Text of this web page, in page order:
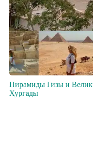
Пирамиды Гизы и
Хургады